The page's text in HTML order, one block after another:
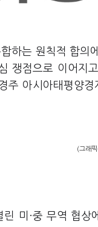
하는 원칙적 합의
쟁점으로 이어지
아시아태평양경
(그래
미·중 무역 협상